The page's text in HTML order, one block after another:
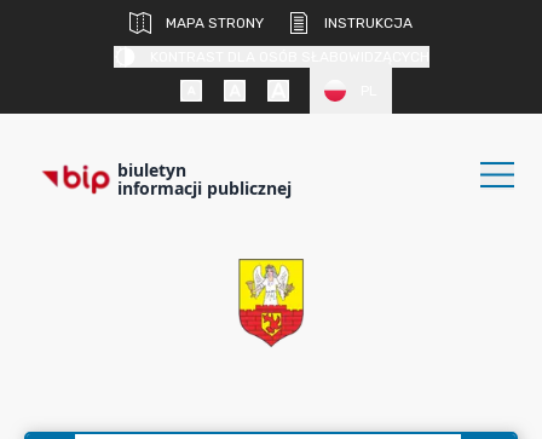
MAPA STRONY
INSTRUKCJA
biuletyn
informacji publicznej